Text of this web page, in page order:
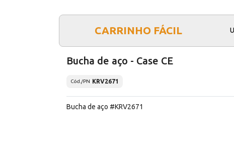
CARRINHO FÁCIL
Bucha de aço - Case CE
Cód./PN KRV2671
Bucha de aço #KRV2671